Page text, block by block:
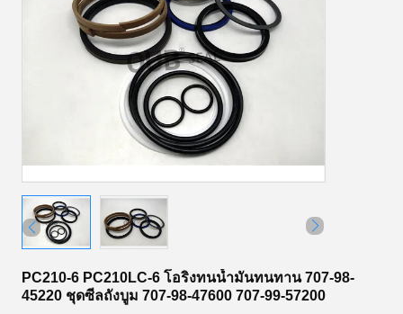
PC210-6 PC210LC-6 โอริงทนน้ำมันทนทาน 707-98-
45220 ชุดซีลถังบูม 707-98-47600 707-99-57200